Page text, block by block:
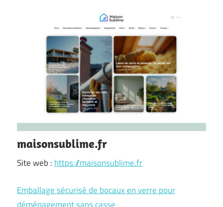
maisonsublime.fr
Site web : https://maisonsublime.fr
Emballage sécurisé de bocaux en verre pour
déménagement sans casse